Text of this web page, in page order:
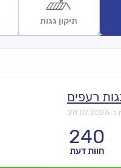
תיקון גגות
רעפים
ב-28.07.2026
240
חוות דעת